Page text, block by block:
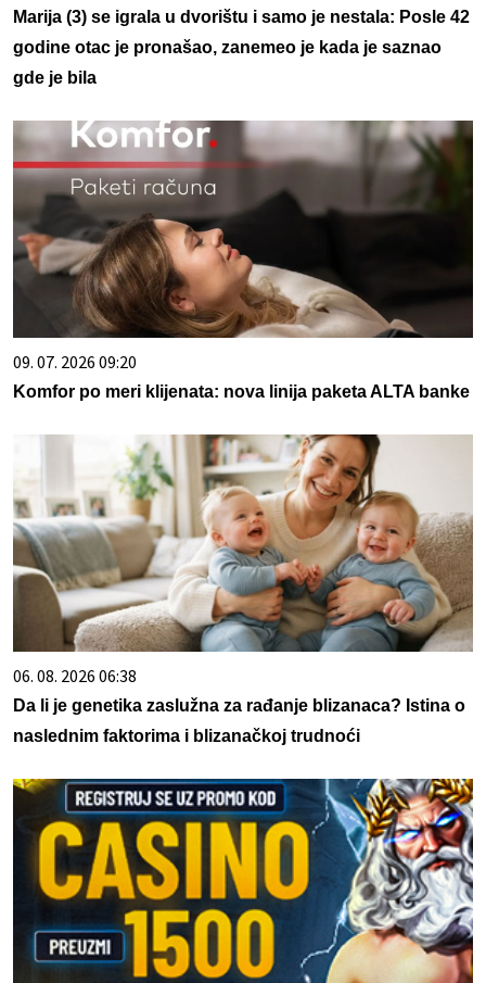
Marija (3) se igrala u dvorištu i samo je nestala: Posle 42
godine otac je pronašao, zanemeo je kada je saznao
gde je bila
09. 07. 2026 09:20
Komfor po meri klijenata: nova linija paketa ALTA banke
06. 08. 2026 06:38
Da li je genetika zaslužna za rađanje blizanaca? Istina o
naslednim faktorima i blizanačkoj trudnoći